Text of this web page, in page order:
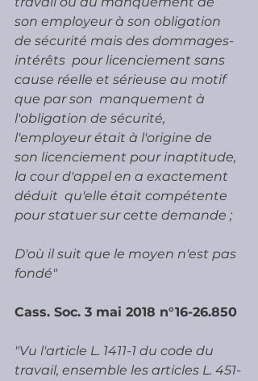
son employeur à son obligation
de sécurité mais des dommages-
intérêts  pour licenciement sans
cause réelle et sérieuse au motif
que par son  manquement à
l'obligation de sécurité,
l'employeur était à l'origine de
son licenciement pour inaptitude,
la cour d'appel en a exactement
déduit  qu'elle était compétente
pour statuer sur cette demande ;
D'où il suit que le moyen n'est pas
fondé"
Cass. Soc. 3 mai 2018 n°16-26.850
"Vu l'article L. 1411-1 du code du
travail, ensemble les articles L. 451-